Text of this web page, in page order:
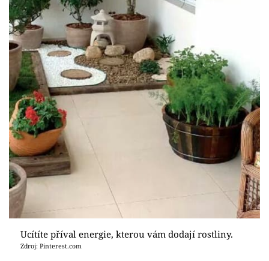
Ucítíte příval energie, kterou vám dodají rostliny.
Zdroj: Pinterest.com